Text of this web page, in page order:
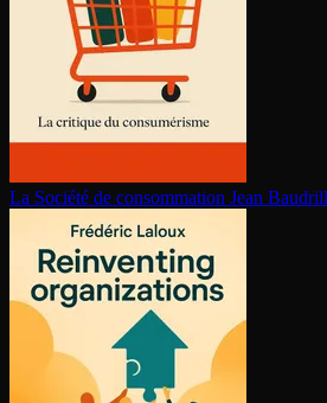
La Société de consom­ma­tion Jean